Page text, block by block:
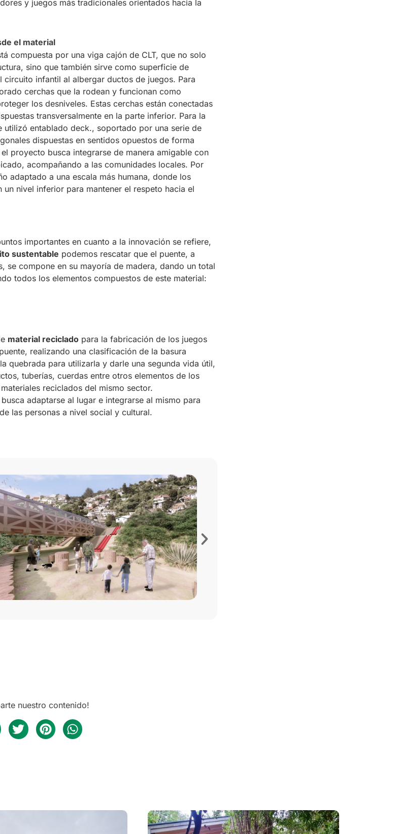
y juegos más tradicionales orientados hacia la
el material
compuesta por una viga cajón de CLT, que no solo
sino que también sirve como superficie de
infantil al albergar ductos de juegos. Para
cerchas que la rodean y funcionan como
los desniveles. Estas cerchas están conectadas
transversalmente en la parte inferior. Para la
utilizó entablado deck., soportado por una serie de
dispuestas en sentidos opuestos de forma
proyecto busca integrarse de manera amigable con
acompañando a las comunidades locales. Por
adaptado a una escala más humana, donde los
un nivel inferior para mantener el respeto hacia el
importantes en cuanto a la innovación se refiere,
sustentable podemos rescatar que el puente, a
se compone en su mayoría de madera, dando un total
todos los elementos compuestos de este material:
material reciclado para la fabricación de los juegos
realizando una clasificación de la basura
quebrada para utilizarla y darle una segunda vida útil,
tuberías, cuerdas entre otros elementos de los
reciclados del mismo sector.
adaptarse al lugar e integrarse al mismo para
las personas a nivel social y cultural.
nuestro contenido!